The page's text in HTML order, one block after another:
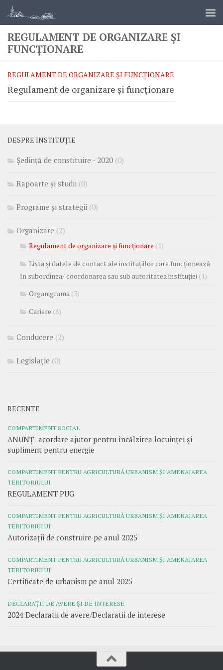
REGULAMENT DE ORGANIZARE ȘI
FUNCȚIONARE
REGULAMENT DE ORGANIZARE ȘI FUNCȚIONARE
Regulament de organizare și funcționare
DESPRE INSTITUȚIE
Ședință de constituire - 2020 (0)
Rapoarte și studii (0)
Programe și strategii (0)
Organizare (2)
Regulament de organizare și funcționare (1)
Lista și datele de contact ale instituțiilor care funcționează
în subordinea/ coordonarea sau sub autoritatea instituției (1)
Organigrama (3)
Cariere (8)
Conducere (2)
Legislație (0)
RECENTE
COMPARTIMENT SOCIAL
ANUNȚ- acordare ajutor pentru încălzirea locuinței și
supliment pentru energie
COMPARTIMENT PENTRU AGRICULTURĂ URBANISM ȘI AMENAJAREA
TERITORIULUI
REGULAMENT PUG
COMPARTIMENT PENTRU AGRICULTURĂ URBANISM ȘI AMENAJAREA
TERITORIULUI
Autorizații de construire pe anul 2025
COMPARTIMENT PENTRU AGRICULTURĂ URBANISM ȘI AMENAJAREA
TERITORIULUI
Certificate de urbanism pe anul 2025
DECLARAȚII DE AVERE ȘI DE INTERESE
2024 Declaratii de avere/Declaratii de interese